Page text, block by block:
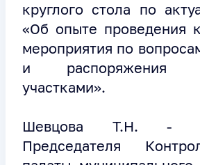
круглого стола по
«Об опыте проведения
мероприятия по
и распоряжения
участками».
Шевцова Т.Н. -
Председателя